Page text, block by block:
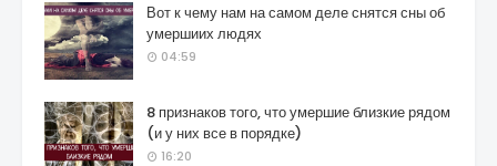
Вот к чему нам на самом деле снятся сны об
умершиих людях
04:59
8 признаков того, что умершие близкие рядом
(и у них все в порядке)
16:20